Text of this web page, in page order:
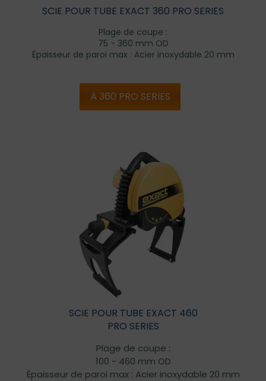
SCIE POUR TUBE EXACT 360 PRO SERIES
Plage de coupe :
75 - 360 mm OD
Épaisseur de paroi max : Acier inoxydable 20 mm
À 360 PRO SERIES
SCIE POUR TUBE EXACT 460
PRO SERIES
Plage de coupe :
100 - 460 mm OD
Épaisseur de paroi max : Acier inoxydable 20 mm